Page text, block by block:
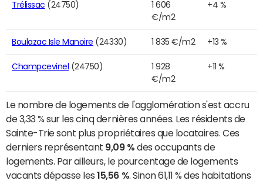
Trélissac (24750)
1 606
€/m2
+4 %
Boulazac Isle Manoire (24330) 1 835 €/m2 +13 %
Champcevinel (24750)
1 928
€/m2
+11 %
Le nombre de logements de l'agglomération s'est accru
de 3,33 % sur les cinq dernières années. Les résidents de
Sainte-Trie sont plus propriétaires que locataires. Ces
derniers représentant 9,09 % des occupants de
logements. Par ailleurs, le pourcentage de logements
vacants dépasse les15,56 % . Sinon 61,11 % des habitations